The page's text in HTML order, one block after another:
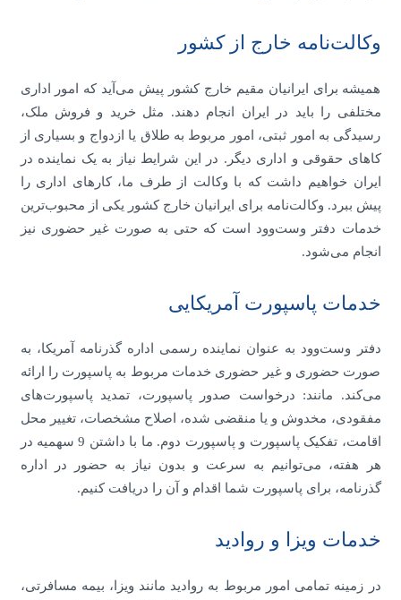
وکالت‌نامه خارج از کشور
همیشه برای ایرانیان مقیم خارج کشور پیش می‌آید که امور اداری
مختلفی را باید در ایران انجام دهند. مثل خرید و فروش ملک،
رسیدگی به امور ثبتی، امور مربوط به طلاق یا ازدواج و بسیاری از
کاهای حقوقی و اداری دیگر. در این شرایط نیاز به یک نماینده در
ایران خواهیم داشت که با وکالت از طرف ما، کارهای اداری را
پیش ببرد. وکالت‌نامه برای ایرانیان خارج کشور یکی از محبوب‌ترین
خدمات دفتر وست‌وود است که حتی به صورت غیر حضوری نیز
انجام می‌شود.
خدمات پاسپورت آمریکایی
دفتر وست‌وود به عنوان نماینده رسمی اداره گذرنامه آمریکا، به
صورت حضوری و غیر حضوری خدمات مربوط به پاسپورت را ارائه
می‌کند. مانند: درخواست صدور پاسپورت، تمدید پاسپورت‌های
مفقودی، مخدوش و یا منقضی شده، اصلاح مشخصات، تغییر محل
اقامت، تفکیک پاسپورت و پاسپورت دوم. ما با داشتن 9 سهمیه در
هر هفته، می‌توانیم به سرعت و بدون نیاز به حضور در اداره
گذرنامه، برای پاسپورت شما اقدام و آن را دریافت کنیم.
خدمات ویزا و روادید
در زمینه تمامی امور مربوط به روادید مانند ویزا، بیمه مسافرتی،